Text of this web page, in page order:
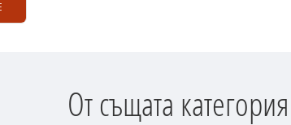
От същата категория